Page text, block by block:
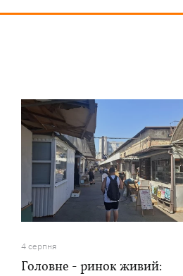
4 серпня
Головне - ринок живий: